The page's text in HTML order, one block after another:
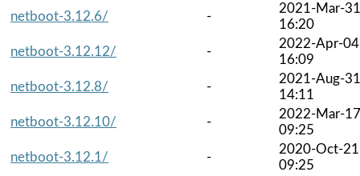
netboot-3.12.6/
-
2021-Mar-31
16:20
netboot-3.12.12/
-
2022-Apr-04
16:09
netboot-3.12.8/
-
2021-Aug-31
14:11
netboot-3.12.10/
-
2022-Mar-17
09:25
netboot-3.12.1/
-
2020-Oct-21
09:25